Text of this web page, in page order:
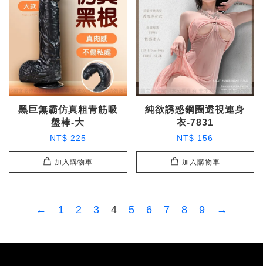
黑巨無霸仿真粗青筋吸
盤棒-大
NT$ 225
加入購物車
純欲誘惑鋼圈透視連身
衣-7831
NT$ 156
加入購物車
← 1 2 3 4 5 6 7 8 9 →